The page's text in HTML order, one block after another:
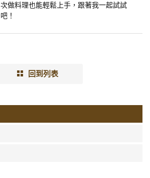
次做料理也能輕鬆上手，跟著我一起試試
吧！
回到列表